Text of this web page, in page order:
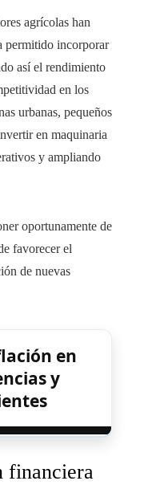
agrícolas han
permitido incorporar
así el rendimiento
en los
urbanas, pequeños
en maquinaria
y ampliando
oportunamente de
favorecer el
de nuevas
en
y
financiera